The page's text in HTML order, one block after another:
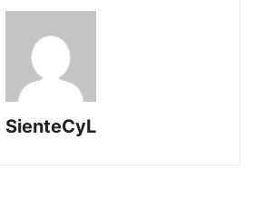
SienteCyL